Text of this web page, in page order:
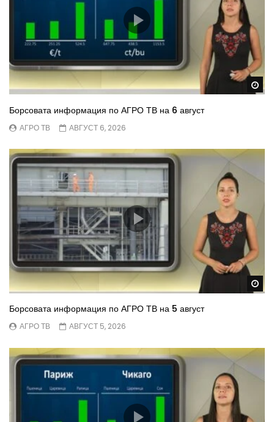
Борсовата информация по АГРО ТВ на 6 август
АГРО ТВ АВГУСТ 6, 2026
Борсовата информация по АГРО ТВ на 5 август
АГРО ТВ АВГУСТ 5, 2026